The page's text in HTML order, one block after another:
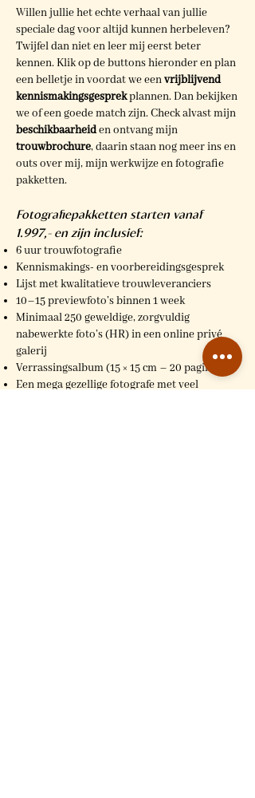
Willen jullie het echte verhaal van jullie
speciale dag voor altijd kunnen herbeleven?
Twijfel dan niet en leer mij eerst beter
kennen. Klik op de buttons hieronder en plan
een belletje in voordat we eenvrijblijvend
kennismakingsgesprekplannen. Dan bekijken
we of een goede match zijn. Check alvast mijn
beschikbaarheiden ontvang mijn
trouwbrochure, daarin staan nog meer ins en
outs over mij, mijn werkwijze en fotografie
pakketten.
Fotografiepakketten starten vanaf
1.997,- en zijn inclusief:
6 uur trouwfotografie
Kennismakings- en voorbereidingsgesprek
Lijst met kwalitatieve trouwleveranciers
10–15 previewfoto’s binnen 1 week
Minimaal 250 geweldige, zorgvuldig
nabewerkte foto’s (HR) in een online privé
galerij
Verrassingsalbum (15 × 15 cm – 20 pagina’s)
Een mega gezellige fotografe met veel